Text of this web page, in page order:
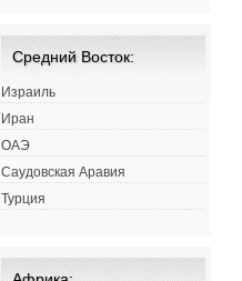
Средний Восток:
Израиль
Иран
ОАЭ
Саудовская Аравия
Турция